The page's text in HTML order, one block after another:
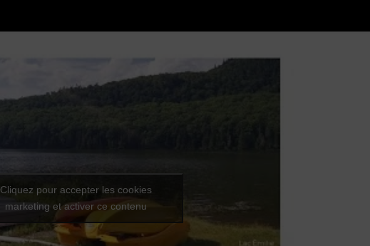
Cliquez pour accepter les cookies
marketing et activer ce contenu